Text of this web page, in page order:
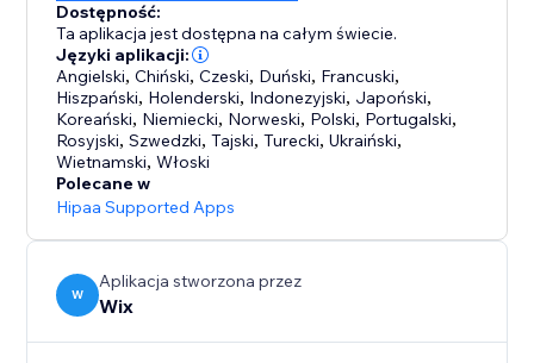
Dostępność:
Ta aplikacja jest dostępna na całym świecie.
Języki aplikacji:
Angielski,Chiński,Czeski, Duński, Francuski,
Hiszpański, Holenderski, Indonezyjski, Japoński,
Koreański, Niemiecki, Norweski, Polski, Portugalski,
Rosyjski,Szwedzki,Tajski,Turecki,Ukraiński,
Wietnamski,Włoski
Polecane w
Hipaa Supported Apps
W
Aplikacja stworzona przez
Wix